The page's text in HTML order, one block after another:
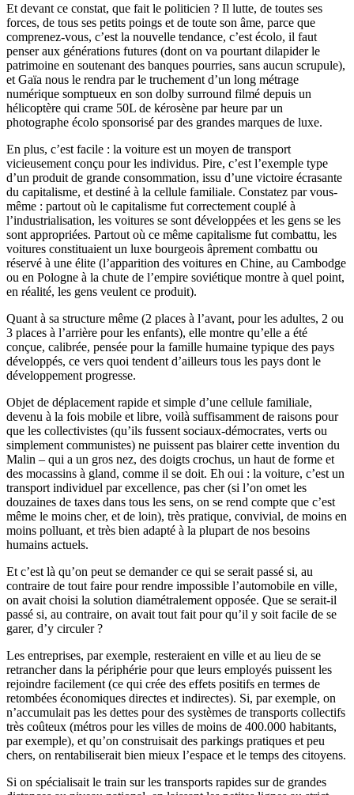
Et devant ce constat, que fait le politicien ? Il lutte, de toutes ses
forces, de tous ses petits poings et de toute son âme, parce que
comprenez-vous, c’est la nouvelle tendance, c’est écolo, il faut
penser aux générations futures (dont on va pourtant dilapider le
patrimoine en soutenant des banques pourries, sans aucun scrupule),
et Gaïa nous le rendra par le truchement d’un long métrage
numérique somptueux en son dolby surround filmé depuis un
hélicoptère qui crame 50L de kérosène par heure par un
photographe écolo sponsorisé par des grandes marques de luxe.
En plus, c’est facile : la voiture est un moyen de transport
vicieusement conçu pour les individus. Pire, c’est l’exemple type
d’un produit de grande consommation, issu d’une victoire écrasante
du capitalisme, et destiné à la cellule familiale. Constatez par vous-
même : partout où le capitalisme fut correctement couplé à
l’industrialisation, les voitures se sont développées et les gens se les
sont appropriées. Partout où ce même capitalisme fut combattu, les
voitures constituaient un luxe bourgeois âprement combattu ou
réservé à une élite (l’apparition des voitures en Chine, au Cambodge
ou en Pologne à la chute de l’empire soviétique montre à quel point,
en réalité, les gens veulent ce produit).
Quant à sa structure même (2 places à l’avant, pour les adultes, 2 ou
3 places à l’arrière pour les enfants), elle montre qu’elle a été
conçue, calibrée, pensée pour la famille humaine typique des pays
développés, ce vers quoi tendent d’ailleurs tous les pays dont le
développement progresse.
Objet de déplacement rapide et simple d’une cellule familiale,
devenu à la fois mobile et libre, voilà suffisamment de raisons pour
que les collectivistes (qu’ils fussent sociaux-démocrates, verts ou
simplement communistes) ne puissent pas blairer cette invention du
Malin – qui a un gros nez, des doigts crochus, un haut de forme et
des mocassins à gland, comme il se doit. Eh oui : la voiture, c’est un
transport individuel par excellence, pas cher (si l’on omet les
douzaines de taxes dans tous les sens, on se rend compte que c’est
même le moins cher, et de loin), très pratique, convivial, de moins en
moins polluant, et très bien adapté à la plupart de nos besoins
humains actuels.
Et c’est là qu’on peut se demander ce qui se serait passé si, au
contraire de tout faire pour rendre impossible l’automobile en ville,
on avait choisi la solution diamétralement opposée. Que se serait-il
passé si, au contraire, on avait tout fait pour qu’il y soit facile de se
garer, d’y circuler ?
Les entreprises, par exemple, resteraient en ville et au lieu de se
retrancher dans la périphérie pour que leurs employés puissent les
rejoindre facilement (ce qui crée des effets positifs en termes de
retombées économiques directes et indirectes). Si, par exemple, on
n’accumulait pas les dettes pour des systèmes de transports collectifs
très coûteux (métros pour les villes de moins de 400.000 habitants,
par exemple), et qu’on construisait des parkings pratiques et peu
chers, on rentabiliserait bien mieux l’espace et le temps des citoyens.
Si on spécialisait le train sur les transports rapides sur de grandes